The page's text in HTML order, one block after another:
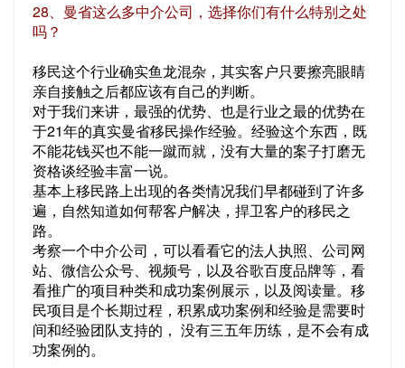
28、曼省这么多中介公司，选择你们有什么特别之处
吗？
移民这个行业确实鱼龙混杂，其实客户只要擦亮眼睛
亲自接触之后都应该有自己的判断。
对于我们来讲，最强的优势、也是行业之最的优势在
于21年的真实曼省移民操作经验。经验这个东西，既
不能花钱买也不能一蹴而就，没有大量的案子打磨无
资格谈经验丰富一说。
基本上移民路上出现的各类情况我们早都碰到了许多
遍，自然知道如何帮客户解决，捍卫客户的移民之
路。
考察一个中介公司，可以看看它的法人执照、公司网
站、微信公众号、视频号，以及谷歌百度品牌等，看
看推广的项目种类和成功案例展示，以及阅读量。移
民项目是个长期过程，积累成功案例和经验是需要时
间和经验团队支持的， 没有三五年历练，是不会有成
功案例的。